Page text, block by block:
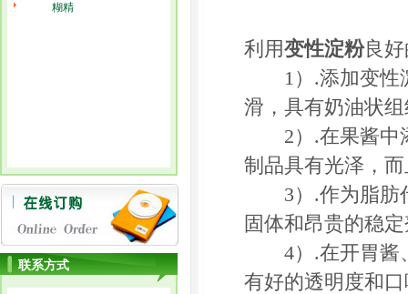
糊精
联系方式
利用变性淀粉良
1）.添加变性淀
滑，具有奶油状
2）.在果酱中添
制品具有光泽，
3）.作为脂肪代
固体和昂贵的稳
4）.在开胃酱、
有好的透明度和